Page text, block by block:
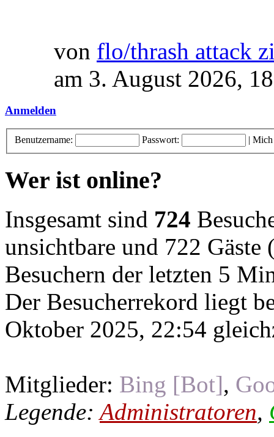
von flo/thrash attack
am 3. August 2026,
Anmelden
Benutzername: Passwort: | Mich
Wer ist online?
Insgesamt sind 724
unsichtbare und 722 Gäste
Besuchern der letzten 5
Der Besucherrekord liegt
Oktober 2025, 22:54
Mitglieder: Bing [Bot],
Legende:Administratoren,